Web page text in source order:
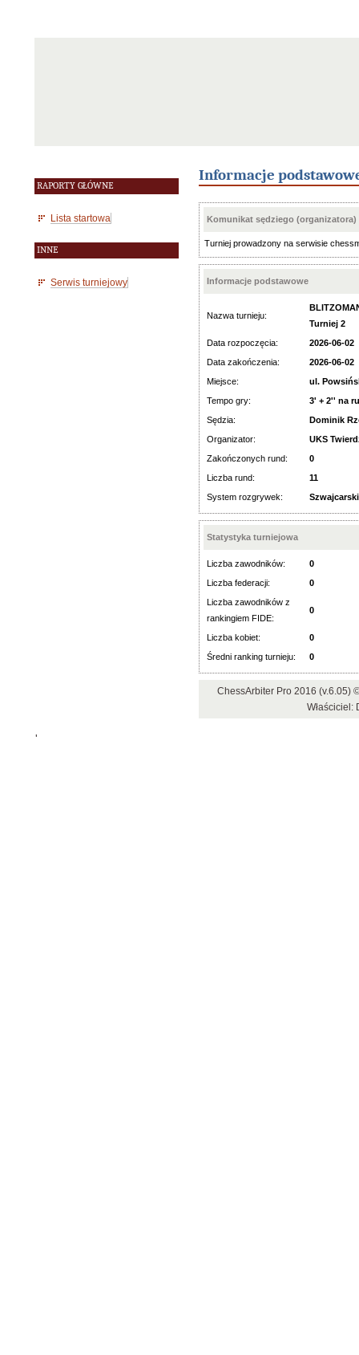
RAPORTY GŁÓWNE
Lista startowa
INNE
Serwis turniejowy
Informacje
Komunikat sędziego (organizatora)
Turniej prowadzony na serwisie
Informacje podstawowe
Nazwa turnieju:
Turniej 2
Data rozpoczęcia:
2026-06-02
Data zakończenia:
2026-06-02
Miejsce:
ul.
Tempo gry:
3' + 2'' na
Sędzia:
Dominik
Organizator:
UKS
Zakończonych rund:
0
Liczba rund:
11
System rozgrywek:
Szwajcarski
Statystyka turniejowa
Liczba zawodników:
0
Liczba federacji:
0
Liczba zawodników z
rankingiem FIDE:
0
Liczba kobiet:
0
Średni ranking turnieju:
0
ChessArbiter Pro 2016
Właściciel:
'